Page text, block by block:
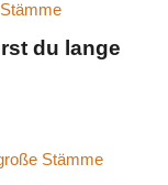
du lange